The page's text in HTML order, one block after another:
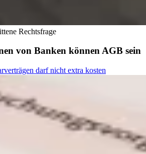
Rechtsfrage
von Banken können AGB sein
darf nicht extra kosten